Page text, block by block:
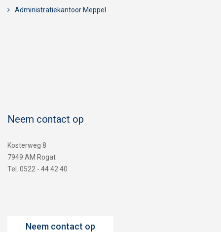
Administratiekantoor Meppel
Neem contact op
Kosterweg 8
7949 AM Rogat
Tel. 0522 - 44 42 40
Neem contact op